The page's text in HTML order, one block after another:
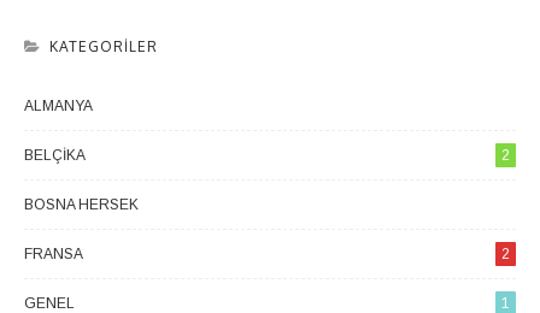
KATEGORILER
ALMANYA
BELÇIKA 2
BOSNA HERSEK
FRANSA 2
GENEL 1